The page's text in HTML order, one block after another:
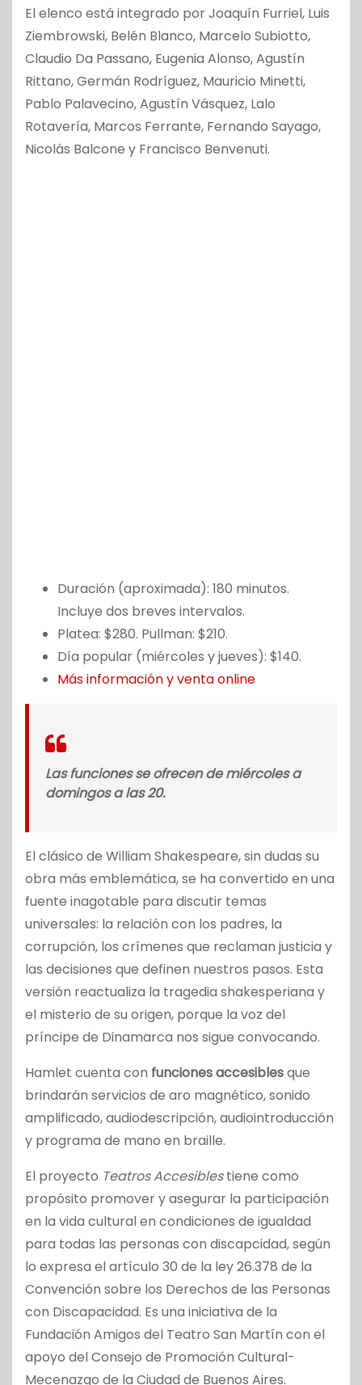
El elenco está integrado por Joaquín Furriel, Luis
Ziembrowski, Belén Blanco, Marcelo Subiotto,
Claudio Da Passano, Eugenia Alonso, Agustín
Rittano, Germán Rodríguez, Mauricio Minetti,
Pablo Palavecino, Agustín Vásquez, Lalo
Rotavería, Marcos Ferrante, Fernando Sayago,
Nicolás Balcone y Francisco Benvenuti.
Duración (aproximada): 180 minutos.
Incluye dos breves intervalos.
Platea: $280. Pullman: $210.
Día popular (miércoles y jueves): $140.
Más información y venta online
Las funciones se ofrecen de miércoles a
domingos a las 20.
El clásico de William Shakespeare, sin dudas su
obra más emblemática, se ha convertido en una
fuente inagotable para discutir temas
universales: la relación con los padres, la
corrupción, los crímenes que reclaman justicia y
las decisiones que definen nuestros pasos. Esta
versión reactualiza la tragedia shakesperiana y
el misterio de su origen, porque la voz del
príncipe de Dinamarca nos sigue convocando.
Hamlet cuenta con funciones accesiblesque
brindarán servicios de aro magnético, sonido
amplificado, audiodescripción, audiointroducción
y programa de mano en braille.
El proyecto Teatros Accesiblestiene como
propósito promover y asegurar la participación
en la vida cultural en condiciones de igualdad
para todas las personas con discapcidad, según
lo expresa el artículo 30 de la ley 26.378 de la
Convención sobre los Derechos de las Personas
con Discapacidad. Es una iniciativa de la
Fundación Amigos del Teatro San Martín con el
apoyo del Consejo de Promoción Cultural-
Mecenazgo de la Ciudad de Buenos Aires.